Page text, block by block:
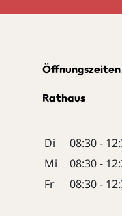
Öffnungszeiten
Rathaus
Di
08:30 -
Mi
08:30 -
Fr
08:30 -